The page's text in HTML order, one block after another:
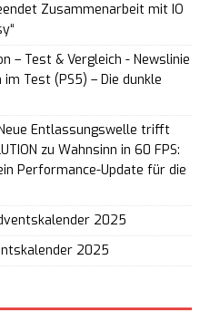
Zusammenarbeit mit IO
– Test & Vergleich - Newslinie
Test (PS5) – Die dunkle
Entlassungswelle trifft
zu Wahnsinn in 60 FPS:
Performance-Update für die
2025
2025